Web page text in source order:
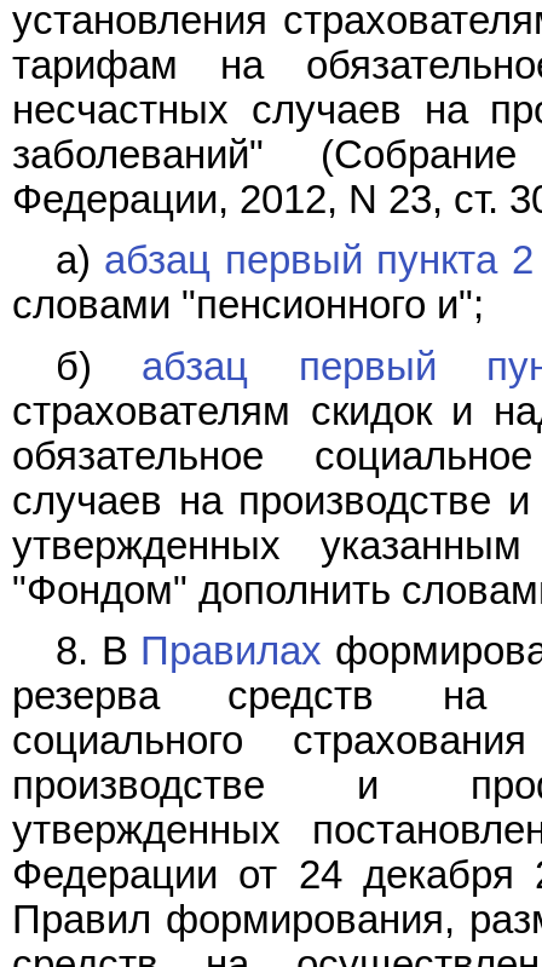
установления
тарифам на
несчастных случаев на
заболеваний" (Собрание
Федерации, 2012, N 23, ст.
а) абзац первый пункта 2
словами "пенсионного и";
б) абзац первый
страхователям скидок и
обязательное
случаев на производстве
утвержденных
"Фондом" дополнить
8. В Правилах
резерва средств на
социального
производстве и
утвержденных
Федерации от 24
Правил формирования,